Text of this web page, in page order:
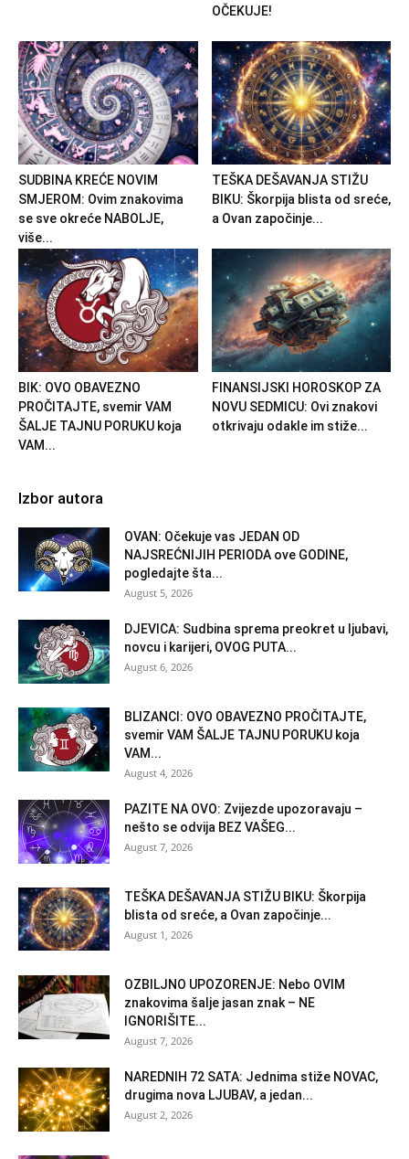
OČEKUJE!
SUDBINA KREĆE NOVIM
SMJEROM: Ovim znakovima
se sve okreće NABOLJE,
više...
TEŠKA DEŠAVANJA STIŽU
BIKU: Škorpija blista od sreće,
a Ovan započinje...
BIK: OVO OBAVEZNO
PROČITAJTE, svemir VAM
ŠALJE TAJNU PORUKU koja
VAM...
FINANSIJSKI HOROSKOP ZA
NOVU SEDMICU: Ovi znakovi
otkrivaju odakle im stiže...
Izbor autora
OVAN: Očekuje vas JEDAN OD
NAJSREĆNIJIH PERIODA ove GODINE,
pogledajte šta...
August 5, 2026
DJEVICA: Sudbina sprema preokret u ljubavi,
novcu i karijeri, OVOG PUTA...
August 6, 2026
BLIZANCI: OVO OBAVEZNO PROČITAJTE,
svemir VAM ŠALJE TAJNU PORUKU koja
VAM...
August 4, 2026
PAZITE NA OVO: Zvijezde upozoravaju –
nešto se odvija BEZ VAŠEG...
August 7, 2026
TEŠKA DEŠAVANJA STIŽU BIKU: Škorpija
blista od sreće, a Ovan započinje...
August 1, 2026
OZBILJNO UPOZORENJE: Nebo OVIM
znakovima šalje jasan znak – NE
IGNORIŠITE...
August 7, 2026
NAREDNIH 72 SATA: Jednima stiže NOVAC,
drugima nova LJUBAV, a jedan...
August 2, 2026